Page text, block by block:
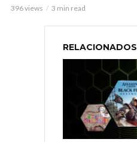
396 views 3 min read
RELACIONADOS